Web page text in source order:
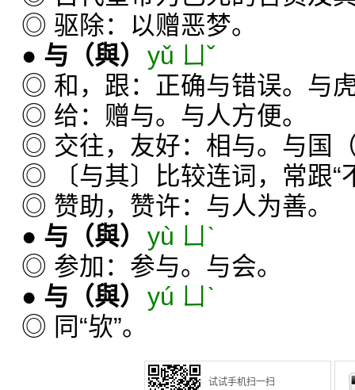
◎ 驱除：以赠恶梦。
● 与 （與） yǔ ㄩˇ
◎ 和，跟：正确与错误。与
◎ 给：赠与。与人方便。
◎ 交往，友好：相与。与国
◎ 〔与其〕比较连词，常跟“
◎ 赞助，赞许：与人为善。
● 与 （與） yù ㄩˋ
◎ 参加：参与。与会。
● 与 （與） yú ㄩˋ
◎ 同“欤”。
试试手机扫一扫